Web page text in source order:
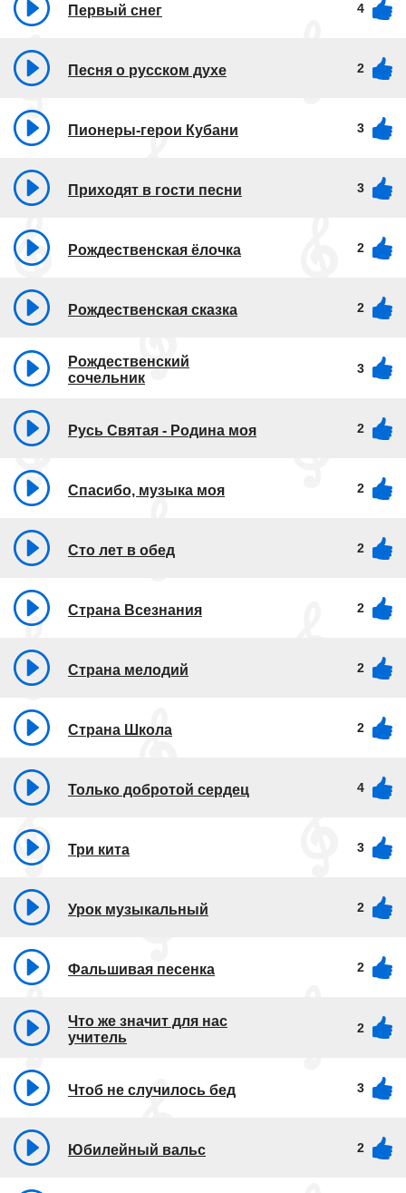
Первый снег 4
Песня о русском духе 2
Пионеры-герои Кубани 3
Приходят в гости песни 3
Рождественская ёлочка 2
Рождественская сказка 2
Рождественский
сочельник
3
Русь Святая - Родина моя 2
Спасибо, музыка моя 2
Сто лет в обед 2
Страна Всезнания 2
Страна мелодий 2
Страна Школа 2
Только добротой сердец 4
Три кита 3
Урок музыкальный 2
Фальшивая песенка 2
Что же значит для нас
учитель
2
Чтоб не случилось бед 3
Юбилейный вальс 2